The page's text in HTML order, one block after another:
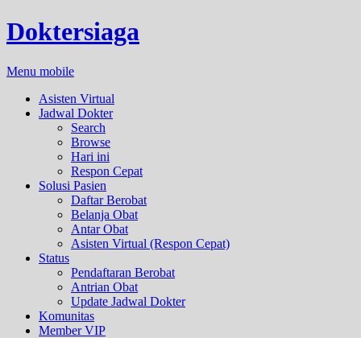
Doktersiaga
Menu mobile
Asisten Virtual
Jadwal Dokter
Search
Browse
Hari ini
Respon Cepat
Solusi Pasien
Daftar Berobat
Belanja Obat
Antar Obat
Asisten Virtual (Respon Cepat)
Status
Pendaftaran Berobat
Antrian Obat
Update Jadwal Dokter
Komunitas
Member VIP